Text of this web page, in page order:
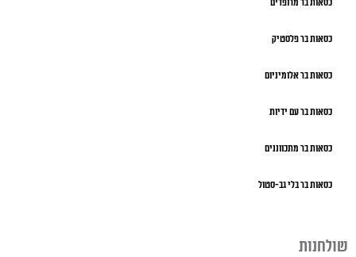
כסאות בר מרופדים
כסאות בר פלסטיק
כסאות בר אלומיניום
כסאות בר עם ידיות
כסאות בר מתכווננים
כסאות בר בלי גב-סטול
שולחנות